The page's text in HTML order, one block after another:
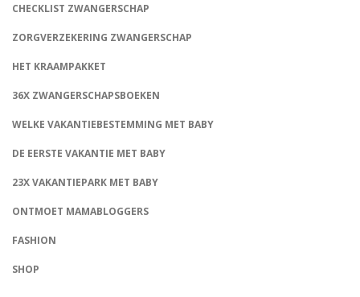
CHECKLIST ZWANGERSCHAP
ZORGVERZEKERING ZWANGERSCHAP
HET KRAAMPAKKET
36X ZWANGERSCHAPSBOEKEN
WELKE VAKANTIEBESTEMMING MET BABY
DE EERSTE VAKANTIE MET BABY
23X VAKANTIEPARK MET BABY
ONTMOET MAMABLOGGERS
FASHION
SHOP